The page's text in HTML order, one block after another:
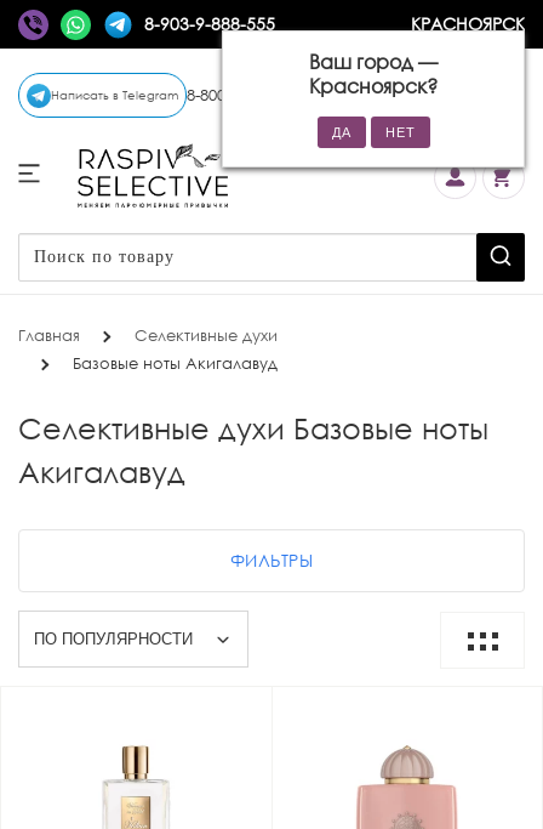
8-903-9-888-555 КРАСНОЯРСК
Ваш город —
Красноярск?
Написать в Telegram 8-800-770-72-34 (бесплатно)
Главная
Селективные духи
Базовые ноты Акигалавуд
Селективные духи Базовые ноты
Акигалавуд
ФИЛЬТРЫ